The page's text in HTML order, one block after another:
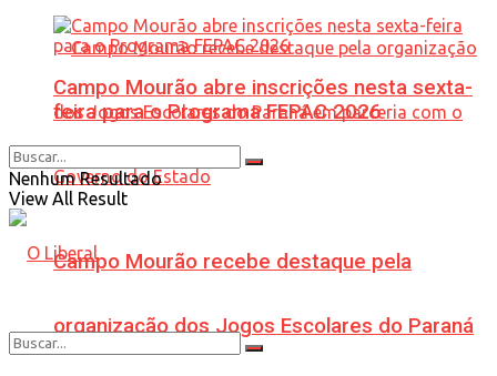
Campo Mourão recebe destaque pela
organização dos Jogos Escolares do Paraná
Campo Mourão abre inscrições nesta sexta-
feira para o Programa FEPAC 2026
Nenhum Resultado
View All Result